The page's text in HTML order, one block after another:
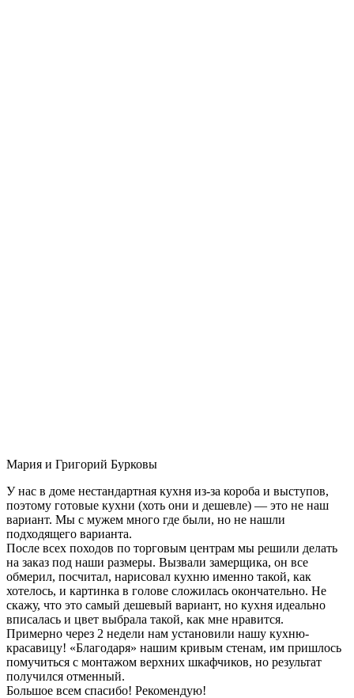
Мария и Григорий Бурковы
У нас в доме нестандартная кухня из-за короба и выступов,
поэтому готовые кухни (хоть они и дешевле) — это не наш
вариант. Мы с мужем много где были, но не нашли
подходящего варианта.
После всех походов по торговым центрам мы решили делать
на заказ под наши размеры. Вызвали замерщика, он все
обмерил, посчитал, нарисовал кухню именно такой, как
хотелось, и картинка в голове сложилась окончательно. Не
скажу, что это самый дешевый вариант, но кухня идеально
вписалась и цвет выбрала такой, как мне нравится.
Примерно через 2 недели нам установили нашу кухню-
красавицу! «Благодаря» нашим кривым стенам, им пришлось
помучиться с монтажом верхних шкафчиков, но результат
получился отменный.
Большое всем спасибо! Рекомендую!